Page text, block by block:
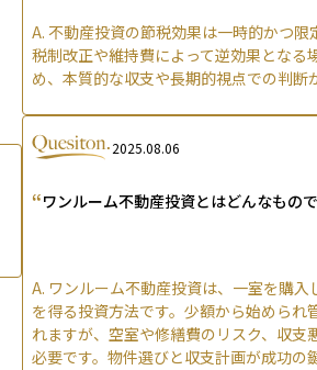
A. 不動産投資の節税効果は一時的かつ限
税制改正や維持費によって逆効果となる
め、本質的な収支や長期的視点での判断
2025.08.06
“ワンルーム不動産投資とはどんなもの
A. ワンルーム不動産投資は、一室を購入
を得る投資方法です。少額から始められ
れますが、空室や修繕費のリスク、収支
必要です。物件選びと収支計画が成功の